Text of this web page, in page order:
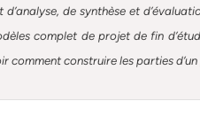
de synthèse et
complet de projet de fin
construire les parties d’un